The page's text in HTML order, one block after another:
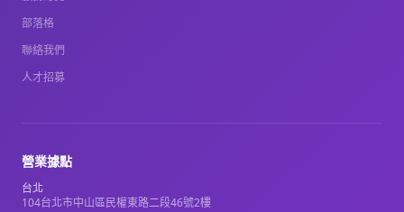
部落格
聯絡我們
人才招募
營業據點
台北
104台北市中山區民權東路二段46號2樓